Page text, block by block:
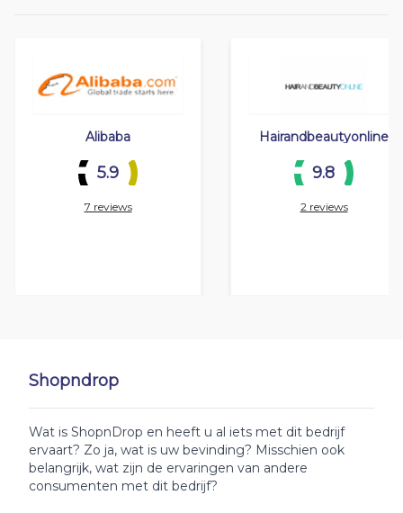
Shopndrop
Wat is ShopnDrop en heeft u al iets met dit bedrijf
ervaart? Zo ja, wat is uw bevinding? Misschien ook
belangrijk, wat zijn de ervaringen van andere
consumenten met dit bedrijf?
Alibaba
5.9
7 reviews
Hairandbeautyonline
9.8
2 reviews